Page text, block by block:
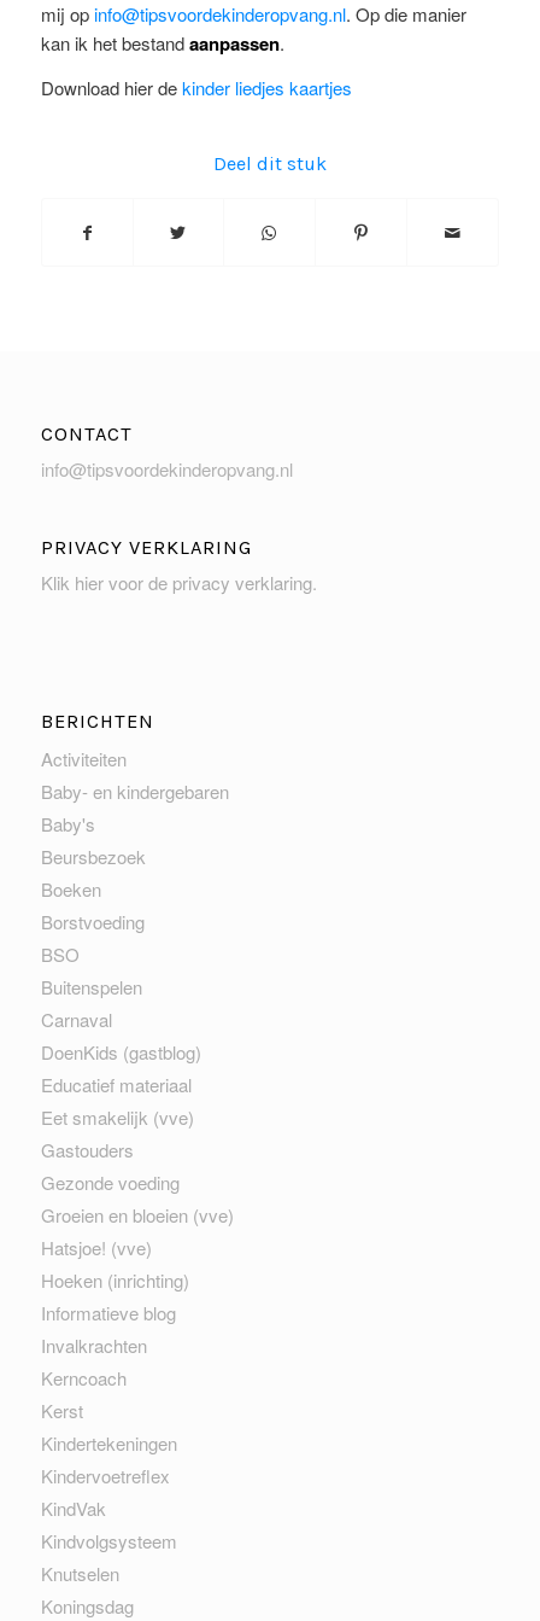
mij opinfo@tipsvoordekinderopvang.nl. Op die manier
kan ik het bestandaanpassen.
Download hier dekinder liedjes kaartjes
Deel dit stuk
CONTACT
info@tipsvoordekinderopvang.nl
PRIVACY VERKLARING
Klik hier voor de privacy verklaring.
BERICHTEN
Activiteiten
Baby- en kindergebaren
Baby's
Beursbezoek
Boeken
Borstvoeding
BSO
Buitenspelen
Carnaval
DoenKids (gastblog)
Educatief materiaal
Eet smakelijk (vve)
Gastouders
Gezonde voeding
Groeien en bloeien (vve)
Hatsjoe! (vve)
Hoeken (inrichting)
Informatieve blog
Invalkrachten
Kerncoach
Kerst
Kindertekeningen
Kindervoetreflex
KindVak
Kindvolgsysteem
Knutselen
Koningsdag